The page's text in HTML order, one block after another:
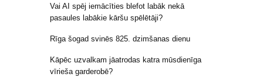
Vai AI spēj iemācīties blefot labāk nekā
pasaules labākie kāršu spēlētāji?
Rīga šogad svinēs 825. dzimšanas dienu
Kāpēc uzvalkam jāatrodas katra mūsdienīga
vīrieša garderobē?